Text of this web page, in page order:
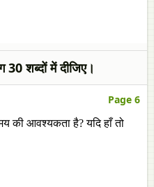
30 शब्दों में दीजिए।
Page 6
की आवश्यकता है? यदि हाँ तो